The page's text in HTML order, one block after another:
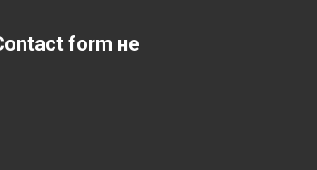
form не